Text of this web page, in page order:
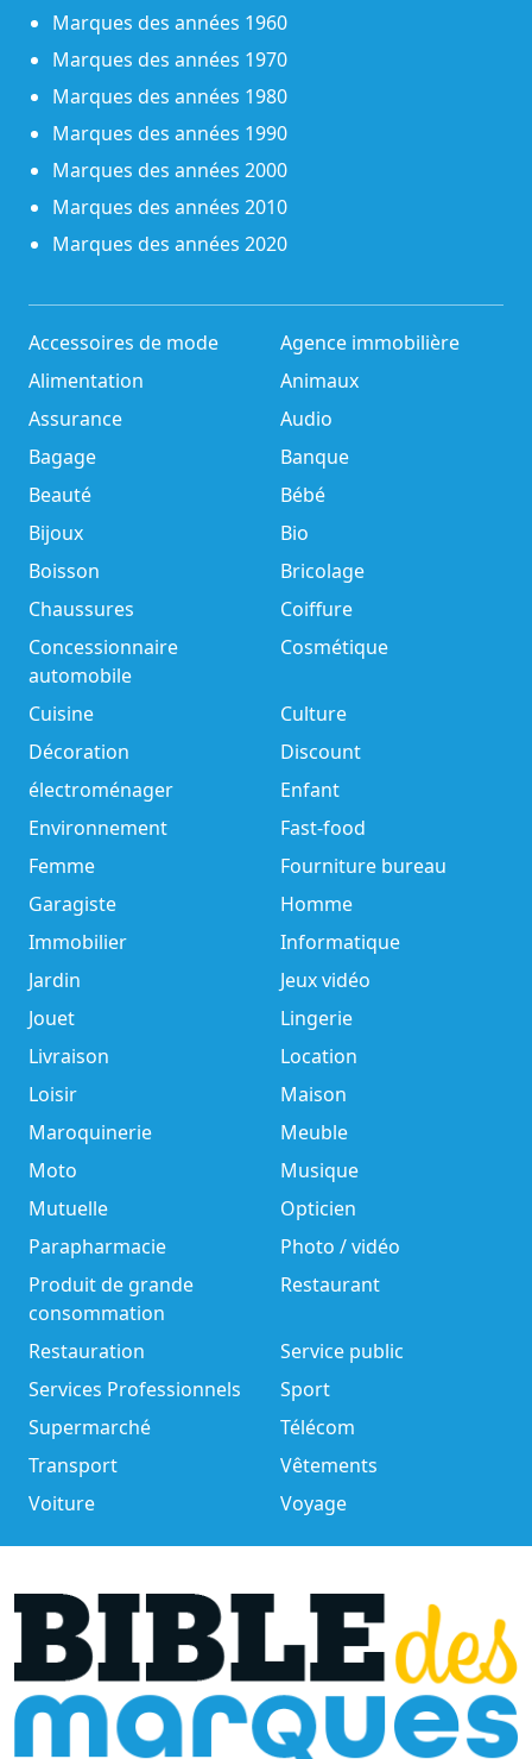
Marques des années 1960
Marques des années 1970
Marques des années 1980
Marques des années 1990
Marques des années 2000
Marques des années 2010
Marques des années 2020
Accessoires de mode
Agence immobilière
Alimentation
Animaux
Assurance
Audio
Bagage
Banque
Beauté
Bébé
Bijoux
Bio
Boisson
Bricolage
Chaussures
Coiffure
Concessionnaire
automobile
Cosmétique
Cuisine
Culture
Décoration
Discount
électroménager
Enfant
Environnement
Fast-food
Femme
Fourniture bureau
Garagiste
Homme
Immobilier
Informatique
Jardin
Jeux vidéo
Jouet
Lingerie
Livraison
Location
Loisir
Maison
Maroquinerie
Meuble
Moto
Musique
Mutuelle
Opticien
Parapharmacie
Photo / vidéo
Produit de grande
consommation
Restaurant
Restauration
Service public
Services Professionnels
Sport
Supermarché
Télécom
Transport
Vêtements
Voiture
Voyage